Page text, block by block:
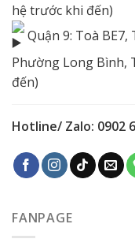
hệ trước khi đến)
Quận 9: Toà
Phường Long Bình,
đến)
Hotline/ Zalo: 0902
FANPAGE